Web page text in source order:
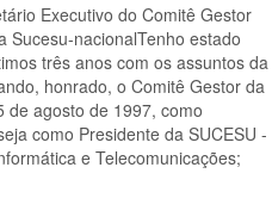
Executivo do Comitê Gestor
Sucesu-nacionalTenho estado
três anos com os assuntos da
honrado, o Comitê Gestor da
de agosto de 1997, como
como Presidente da SUCESU -
e Telecomunicações;